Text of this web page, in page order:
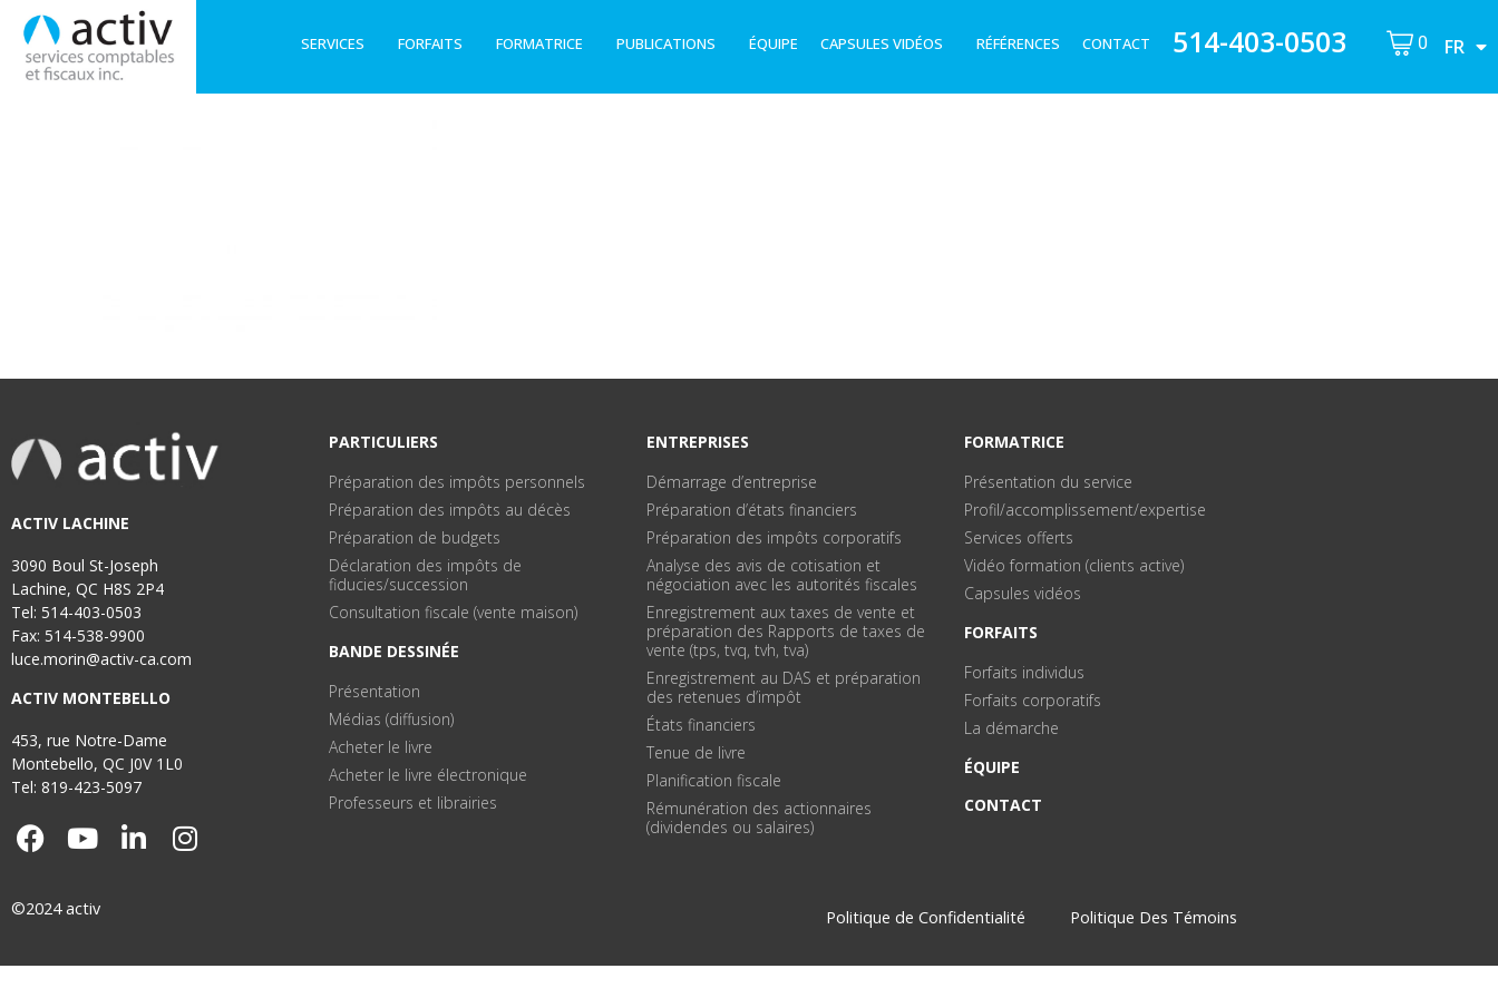
SERVICES FORFAITS FORMATRICE PUBLICATIONS ÉQUIPE CAPSULES VIDÉOS RÉFÉRENCES CONTACT 514-403-0503 0 FR
ACTIV LACHINE
3090 Boul St-Joseph
Lachine, QC H8S 2P4
Tel: 514-403-0503
Fax: 514-538-9900
luce.morin@activ-ca.com
ACTIV MONTEBELLO
453, rue Notre-Dame
Montebello, QC J0V 1L0
Tel: 819-423-5097
PARTICULIERS
Préparation des impôts personnels
Préparation des impôts au décès
Préparation de budgets
Déclaration des impôts de
fiducies/succession
Consultation fiscale (vente maison)
BANDE DESSINÉE
Présentation
Médias (diffusion)
Acheter le livre
Acheter le livre électronique
Professeurs et librairies
ENTREPRISES
Démarrage d’entreprise
Préparation d’états financiers
Préparation des impôts corporatifs
Analyse des avis de cotisation et
négociation avec les autorités fiscales
Enregistrement aux taxes de vente et
préparation des Rapports de taxes de
vente (tps, tvq, tvh, tva)
Enregistrement au DAS et préparation
des retenues d’impôt
États financiers
Tenue de livre
Planification fiscale
Rémunération des actionnaires
(dividendes ou salaires)
FORMATRICE
Présentation du service
Profil/accomplissement/expertise
Services offerts
Vidéo formation (clients active)
Capsules vidéos
FORFAITS
Forfaits individus
Forfaits corporatifs
La démarche
ÉQUIPE
CONTACT
©2024 activ Politique de Confidentialité Politique Des Témoins